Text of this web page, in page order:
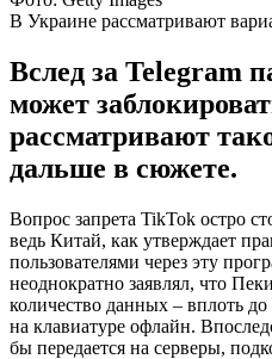
В Украине рассматривают
Вслед за Telegram
может
рассматривают
дальше в сюжете.
Вопрос запрета TikTok остро
ведь Китай, как утверждает
пользователями через эту
неоднократно заявлял, что
количество данных – вплоть
на клавиатуре офлайн.
бы передается на серверы,